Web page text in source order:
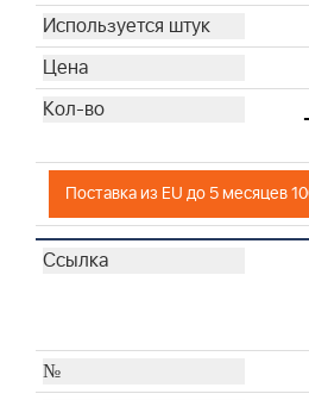
-
Поставка из EU до 5 месяцев